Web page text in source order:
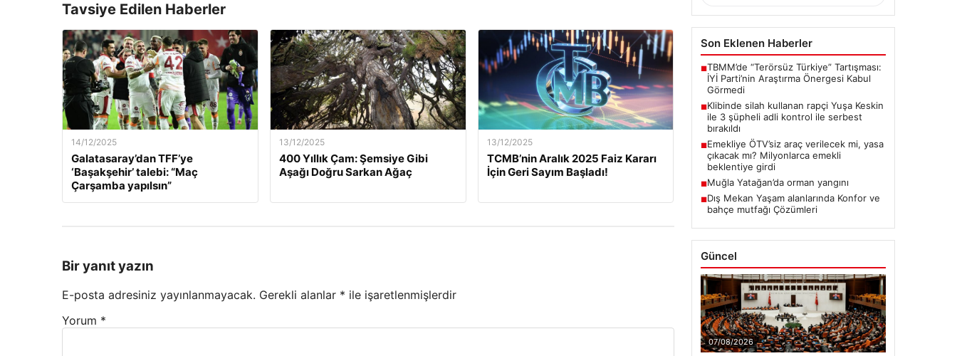
Tavsiye Edilen Haberler
14/12/2025
Galatasaray’dan TFF’ye
‘Başakşehir’ talebi: “Maç
Çarşamba yapılsın”
13/12/2025
400 Yıllık Çam: Şemsiye Gibi
Aşağı Doğru Sarkan Ağaç
13/12/2025
TCMB’nin Aralık 2025 Faiz Kararı
İçin Geri Sayım Başladı!
Bir yanıt yazın
E-posta adresiniz yayınlanmayacak. Gerekli alanlar * ile işaretlenmişlerdir
Yorum *
Son Eklenen Haberler
■TBMM’de “Terörsüz Türkiye” Tartışması:
İYİ Parti’nin Araştırma Önergesi Kabul
Görmedi
■Klibinde silah kullanan rapçi Yuşa Keskin
ile 3 şüpheli adli kontrol ile serbest
bırakıldı
■Emekliye ÖTV’siz araç verilecek mi, yasa
çıkacak mı? Milyonlarca emekli
beklentiye girdi
■Muğla Yatağan’da orman yangını
■Dış Mekan Yaşam alanlarında Konfor ve
bahçe mutfağı Çözümleri
Güncel
07/08/2026